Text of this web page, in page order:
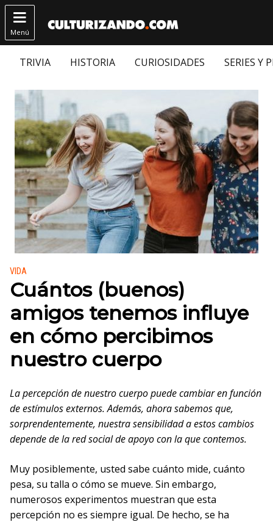

Menú
TRIVIA HISTORIA CURIOSIDADES SERIES Y
Publicado en:
VIDA
Cuántos (buenos)
amigos tenemos influye
en cómo percibimos
nuestro cuerpo
La percepción de nuestro cuerpo puede cambiar en función
de estímulos externos. Además, ahora sabemos que,
sorprendentemente, nuestra sensibilidad a estos cambios
depende de la red social de apoyo con la que contemos.
Muy posiblemente, usted sabe cuánto mide, cuánto
pesa, su talla o cómo se mueve. Sin embargo,
numerosos experimentos muestran que esta
percepción no es siempre igual. De hecho, se ha